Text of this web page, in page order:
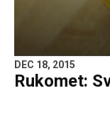
DEC 18, 2015
Rukomet: